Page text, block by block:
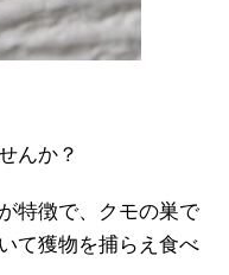
んか？
特徴で、クモの巣で
て獲物を捕らえ食べ